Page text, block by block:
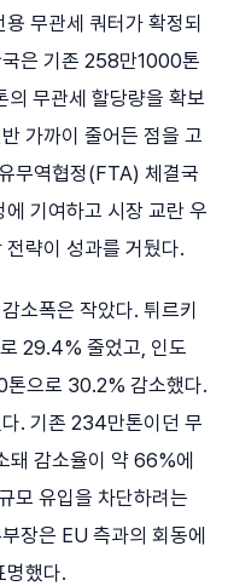
무관세 쿼터가 확정되
은 기존 258만1000톤
무관세 할당량을 확보
가까이 줄어든 점을 고
무역협정(FTA) 체결국
기여하고 시장 교란 우
략이 성과를 거뒀다.
소폭은 작았다. 튀르키
29.4% 줄었고, 인도
으로 30.2% 감소했다.
. 기존 234만톤이던 무
돼 감소율이 약 66%에
모 유입을 차단하려는
장은 EU 측과의 회동에
명했다.